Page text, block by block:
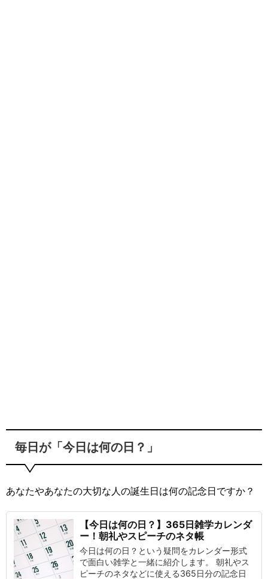
毎日が「今日は何の日？」
あなたやあなたの大切な人の誕生日は何の記念日ですか？
【今日は何の日？】365日雑学カレンダ
ー！朝礼やスピーチのネタ帳
今日は何の日？という疑問をカレンダー形式
で面白い雑学と一緒に紹介します。 朝礼やス
ピーチのネタなどに使える365日分の記念日